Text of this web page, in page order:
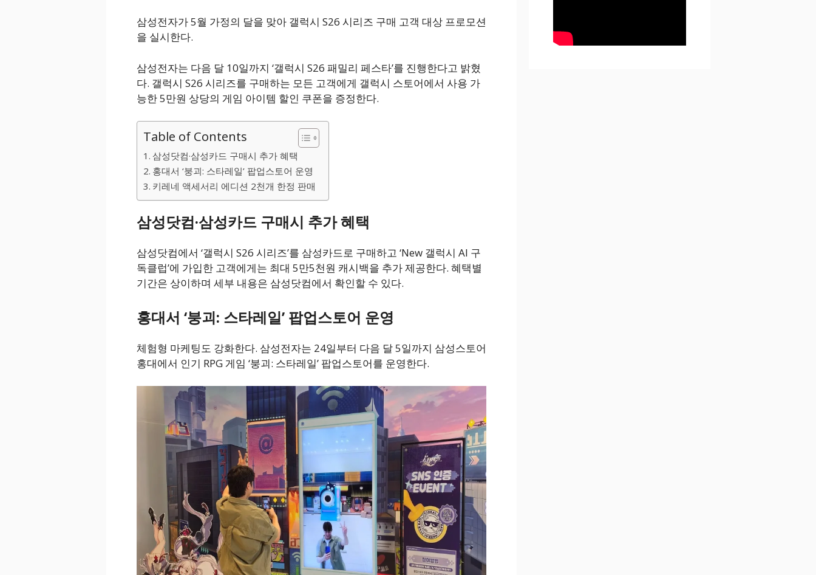
삼성전자가 5월 가정의 달을 맞아 갤럭시 S26 시리즈 구매 고객 대상 프로모션
을 실시한다.
삼성전자는 다음 달 10일까지 ‘갤럭시 S26 패밀리 페스타’를 진행한다고 밝혔
다. 갤럭시 S26 시리즈를 구매하는 모든 고객에게 갤럭시 스토어에서 사용 가
능한 5만원 상당의 게임 아이템 할인 쿠폰을 증정한다.
Table of Contents
삼성닷컴·삼성카드 구매시 추가 혜택
홍대서 ‘붕괴: 스타레일’ 팝업스토어 운영
키레네 액세서리 에디션 2천개 한정 판매
삼성닷컴·삼성카드 구매시 추가 혜택
삼성닷컴에서 ‘갤럭시 S26 시리즈’를 삼성카드로 구매하고 ‘New 갤럭시 AI 구
독클럽’에 가입한 고객에게는 최대 5만5천원 캐시백을 추가 제공한다. 혜택별
기간은 상이하며 세부 내용은 삼성닷컴에서 확인할 수 있다.
홍대서 ‘붕괴: 스타레일’ 팝업스토어 운영
체험형 마케팅도 강화한다. 삼성전자는 24일부터 다음 달 5일까지 삼성스토어
홍대에서 인기 RPG 게임 ‘붕괴: 스타레일’ 팝업스토어를 운영한다.